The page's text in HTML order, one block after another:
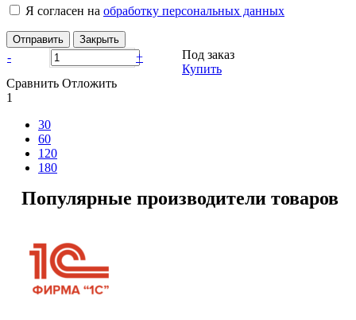
Я согласен на обработку персональных данных
Отправить Закрыть
- +
Под заказ
Купить
Сравнить Отложить
1
30
60
120
180
Популярные производители товаров